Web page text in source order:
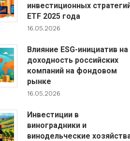
инвестиционных
ETF 2025 года
16.05.2026
Влияние ESG-инициатив на
доходность российских
компаний на фондовом
рынке
16.05.2026
Инвестиции в
виноградники и
винодельческие